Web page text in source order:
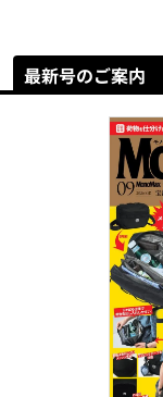
最新号のご案内